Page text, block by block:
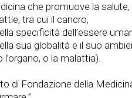
che promuove la salute,
tra cui il cancro,
specificità dell’essere
sua globalità e il suo
o la malattia).
di Fondazione della